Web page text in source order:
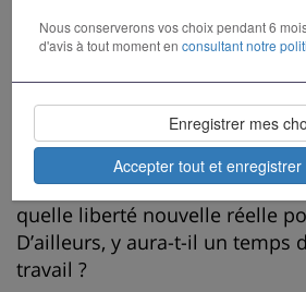
Nous conserverons vos choix pendant 6
d'avis à tout moment enconsultant notre
Enregistrer mes
Accepter tout et enregistrer
entrevoir « en même temps »
Ainsi du CET (compte épargne
monétisable, portable,
chacun de gérer son temps
au travail mais quoi de
quelle liberté nouvelle réelle
D’ailleurs, y aura-t-il un temps
travail ?